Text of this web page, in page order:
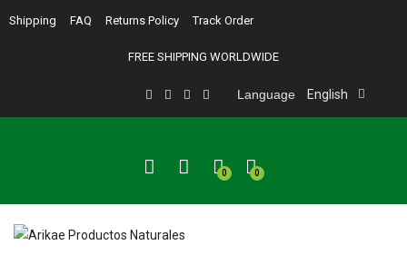
Shipping FAQ Returns Policy Track Order
FREE SHIPPING WORLDWIDE
Language English
0
0